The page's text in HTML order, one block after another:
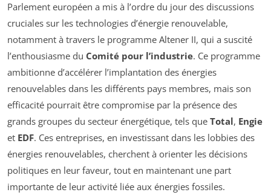
Parlement européen a mis à l’ordre du jour des discussions
cruciales sur les technologies d’énergie renouvelable,
notamment à travers le programme Altener II, qui a suscité
l’enthousiasme du Comité pour l’industrie. Ce programme
ambitionne d’accélérer l’implantation des énergies
renouvelables dans les différents pays membres, mais son
efficacité pourrait être compromise par la présence des
grands groupes du secteur énergétique, tels que Total, Engie
et EDF. Ces entreprises, en investissant dans les lobbies des
énergies renouvelables, cherchent à orienter les décisions
politiques en leur faveur, tout en maintenant une part
importante de leur activité liée aux énergies fossiles.